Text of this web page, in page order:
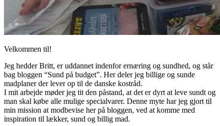
Velkommen til!
Jeg hedder Britt, er uddannet indenfor ernæring og sundhed, og står
bag bloggen “Sund på budget”. Her deler jeg billige og sunde
madplaner der lever op til de danske kostråd.
I mit arbejde møder jeg tit den påstand, at det er dyrt at leve sundt og
man skal købe alle mulige specialvarer. Denne myte har jeg gjort til
min mission at modbevise her på bloggen, ved at komme med
inspiration til lækker, sund og billig mad.